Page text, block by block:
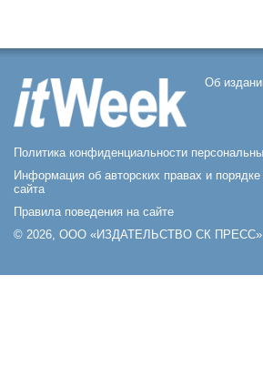
Об
Политика конфиденциальности
Информация об авторских правах и
сайта
Правила поведения на сайте
© 2026, ООО «ИЗДАТЕЛЬСТВО СК